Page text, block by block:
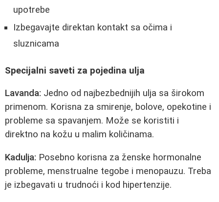
upotrebe
Izbegavajte direktan kontakt sa očima i
sluznicama
Specijalni saveti za pojedina ulja
Lavanda: Jedno od najbezbednijih ulja sa širokom
primenom. Korisna za smirenje, bolove, opekotine i
probleme sa spavanjem. Može se koristiti i
direktno na kožu u malim količinama.
Kadulja: Posebno korisna za ženske hormonalne
probleme, menstrualne tegobe i menopauzu. Treba
je izbegavati u trudnoći i kod hipertenzije.